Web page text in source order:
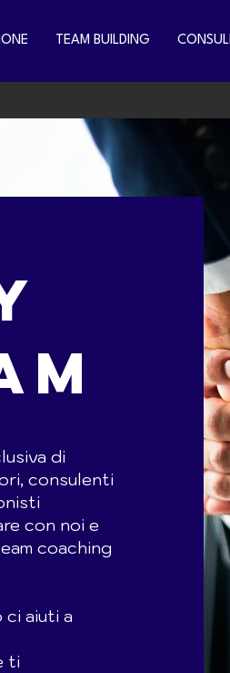
TEAM BUILDING
di
consulenti
con noi e
coaching
ci aiuti a
ti